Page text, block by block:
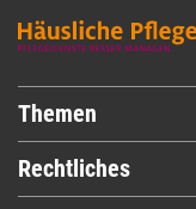
w
e
t
m
e
Themen
Rechtliches